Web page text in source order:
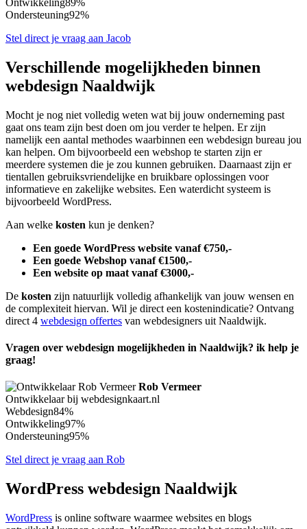
Ontwikkeling89%
Ondersteuning92%
Stel direct je vraag aan Jacob
Verschillende mogelijkheden binnen
webdesign Naaldwijk
Mocht je nog niet volledig weten wat bij jouw onderneming past
gaat ons team zijn best doen om jou verder te helpen. Er zijn
namelijk een aantal methodes waarbinnen een webdesign bureau jou
kan helpen. Om bijvoorbeeld een webshop te starten zijn er
meerdere systemen die je zou kunnen gebruiken. Daarnaast zijn er
tientallen gebruiksvriendelijke en bruikbare oplossingen voor
informatieve en zakelijke websites. Een waterdicht systeem is
bijvoorbeeld WordPress.
Aan welke kosten kun je denken?
Een goede WordPress website vanaf €750,-
Een goede Webshop vanaf €1500,-
Een website op maat vanaf €3000,-
De kosten zijn natuurlijk volledig afhankelijk van jouw wensen en
de complexiteit hiervan. Wil je direct een kostenindicatie? Ontvang
direct 4 webdesign offertes van webdesigners uit Naaldwijk.
Vragen over webdesign mogelijkheden in Naaldwijk? ik help je
graag!
Rob Vermeer
Ontwikkelaar bij webdesignkaart.nl
Webdesign84%
Ontwikkeling97%
Ondersteuning95%
Stel direct je vraag aan Rob
WordPress webdesign Naaldwijk
WordPress is online software waarmee websites en blogs